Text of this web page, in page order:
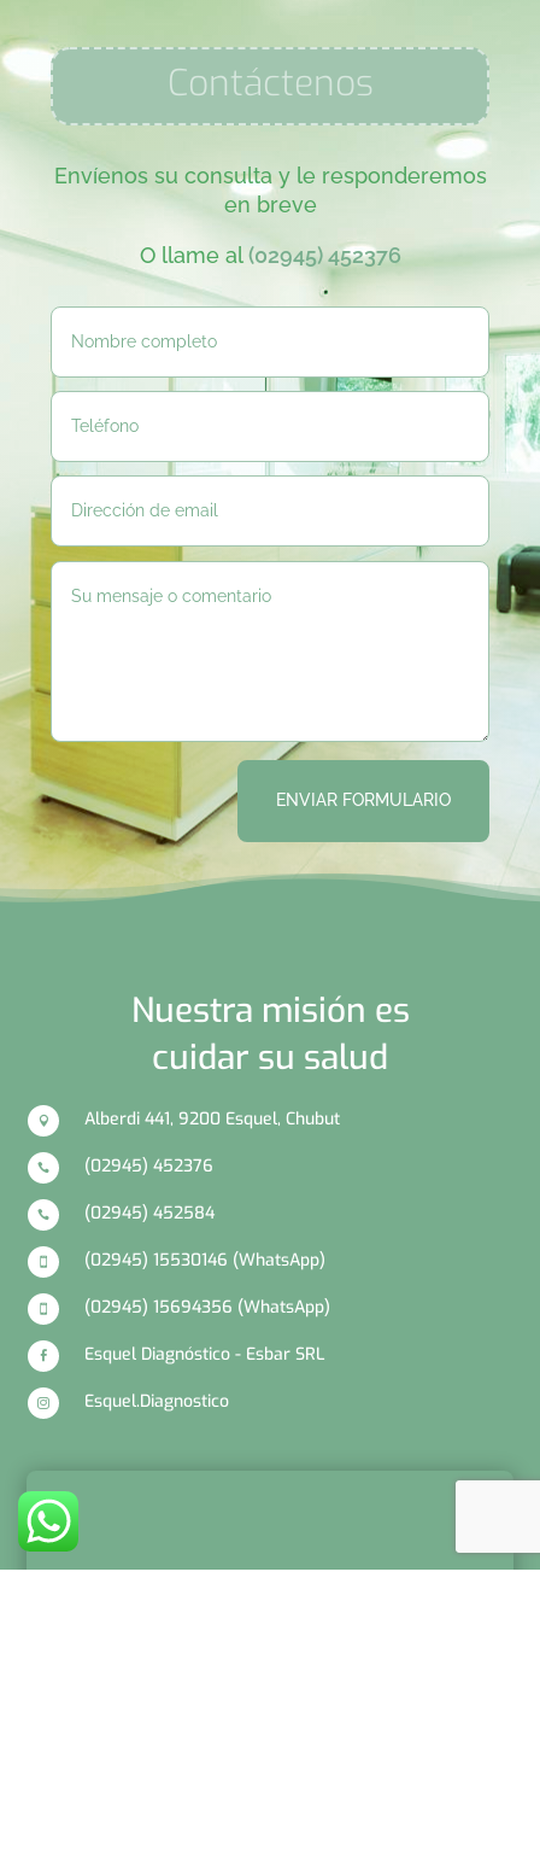
Contáctenos
Envíenos su consulta y le responderemos
en breve
O llame al(02945) 452376
ENVIAR FORMULARIO
Nuestra misión es
cuidar su salud
 Alberdi 441, 9200 Esquel, Chubut
 (02945) 452376
 (02945) 452584
 (02945) 15530146 (WhatsApp)
 (02945) 15694356 (WhatsApp)
 Esquel Diagnóstico - Esbar SRL
 Esquel.Diagnostico